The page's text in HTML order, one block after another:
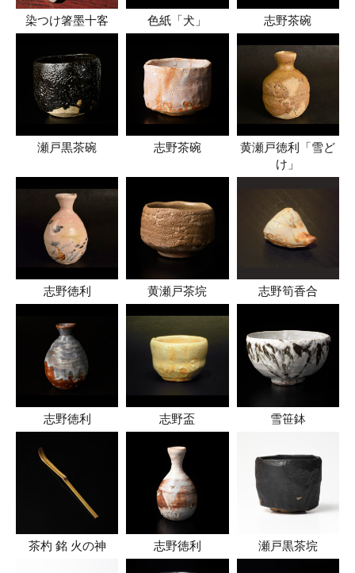
染つけ箸墨十客 色紙「犬」 志野茶碗
瀬戸黒茶碗 志野茶碗
黄瀬戸徳利「雪ど
け」
志野徳利 黄瀬戸茶垸 志野筍香合
志野徳利 志野盃 雪笹鉢
茶杓 銘 火の神 志野徳利 瀬戸黒茶垸